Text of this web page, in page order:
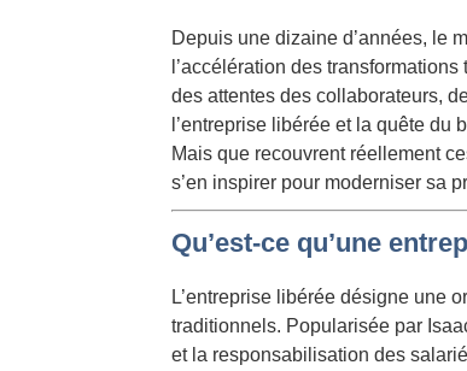
Depuis une dizaine d’années, le
l’accélération des
des attentes des collaborateurs,
l’entreprise libérée et la quête
Mais que recouvrent réellement
s’en inspirer pour moderniser sa
Qu’est-ce qu’une
L’entreprise libérée désigne une
traditionnels. Popularisée par
et la responsabilisation des